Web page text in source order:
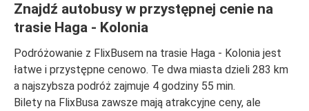
Znajdź autobusy w przystępnej cenie na
trasie Haga - Kolonia
Podróżowanie z FlixBusem na trasie Haga - Kolonia jest
łatwe i przystępne cenowo. Te dwa miasta dzieli 283 km
a najszybsza podróż zajmuje 4 godziny 55 min.
Bilety na FlixBusa zawsze mają atrakcyjne ceny, ale